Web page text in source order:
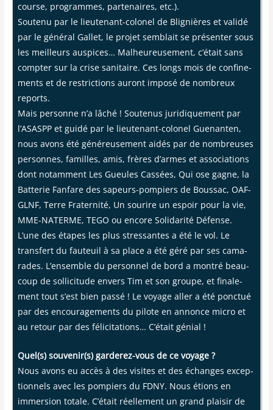
course, pro­grammes, par­te­naires, etc.).
Sou­te­nu par le lieu­te­nant-colo­nel de Bli­gnières et vali­dé
par le géné­ral Gal­let, le pro­jet sem­blait se pré­sen­ter sous
les meilleurs aus­pices… Mal­heu­reu­se­ment, c’était sans
comp­ter sur la crise sani­taire. Ces longs mois de confi­ne­
ments et de res­tric­tions auront impo­sé de nom­breux
reports.
Mais per­sonne n’a lâché ! Sou­te­nus juri­di­que­ment par
l’ASASPP et gui­dé par le lieu­te­nant-colo­nel Gue­nan­ten,
nous avons été géné­reu­se­ment aidés par de nom­breuses
per­sonnes, familles, amis, frères d’armes et asso­cia­tions
dont notam­ment Les Gueules Cas­sées, Qui ose gagne, la
Bat­te­rie Fan­fare des sapeurs-pom­piers de Bous­sac, OAF-
GLNF, Terre Fra­ter­ni­té, Un sou­rire un espoir pour la vie,
MME-NATERME, TEGO ou encore Soli­da­ri­té Défense.
L’une des étapes les plus stres­santes a été le vol. Le
trans­fert du fau­teuil à sa place a été géré par ses cama­
rades. L’ensemble du per­son­nel de bord a mon­tré beau­
coup de sol­li­ci­tude envers Tim et son groupe, et fina­le­
ment tout s’est bien pas­sé ! Le voyage aller a été ponc­tué
par des encou­ra­ge­ments du pilote en annonce micro et
au retour par des féli­ci­ta­tions… C’était génial !
Quel(s) souvenir(s) gar­de­rez-vous de ce voyage ?
Nous avons eu accès à des visites et des échanges excep­
tion­nels avec les pom­piers du FDNY. Nous étions en
immer­sion totale. C’était réel­le­ment un grand plai­sir de